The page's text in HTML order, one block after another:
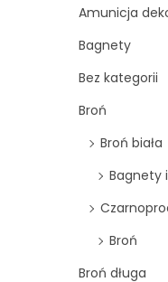
a
t
i
n
n
t
j
:
Amunicja
Bagnety
Bez kategorii
Broń
Broń biała
Bagnety
Broń
Broń długa